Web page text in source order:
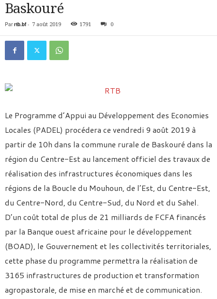
Baskouré
Par rtb.bf- 7 août 2019 1791 0
Le Programme d’Appui au Développement des Economies
Locales (PADEL) procédera ce vendredi 9 août 2019 à
partir de 10h dans la commune rurale de Baskouré dans la
région du Centre-Est au lancement officiel des travaux de
réalisation des infrastructures économiques dans les
régions de la Boucle du Mouhoun, de l’Est, du Centre-Est,
du Centre-Nord, du Centre-Sud, du Nord et du Sahel.
D’un coût total de plus de 21 milliards de FCFA financés
par la Banque ouest africaine pour le développement
(BOAD), le Gouvernement et les collectivités territoriales,
cette phase du programme permettra la réalisation de
3165 infrastructures de production et transformation
agropastorale, de mise en marché et de communication.